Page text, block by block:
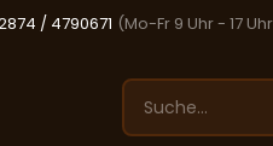
/ 4790671 (Mo-Fr 9 Uhr - 17